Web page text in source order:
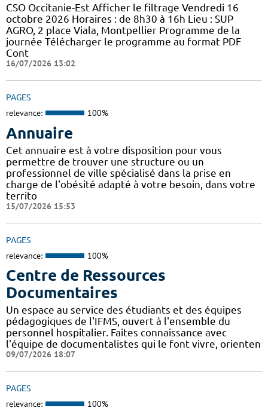
CSO Occitanie-Est Afficher le filtrage Vendredi 16
octobre 2026 Horaires : de 8h30 à 16h Lieu : SUP
AGRO, 2 place Viala, Montpellier Programme de la
journée Télécharger le programme au format PDF
Cont
16/07/2026 13:02
PAGES
relevance: 100%
Annuaire
Cet annuaire est à votre disposition pour vous
permettre de trouver une structure ou un
professionnel de ville spécialisé dans la prise en
charge de l'obésité adapté à votre besoin, dans votre
territo
15/07/2026 15:53
PAGES
relevance: 100%
Centre de Ressources
Documentaires
Un espace au service des étudiants et des équipes
pédagogiques de l'IFMS, ouvert à l'ensemble du
personnel hospitalier. Faites connaissance avec
l'équipe de documentalistes qui le font vivre, orienten
09/07/2026 18:07
PAGES
relevance: 100%